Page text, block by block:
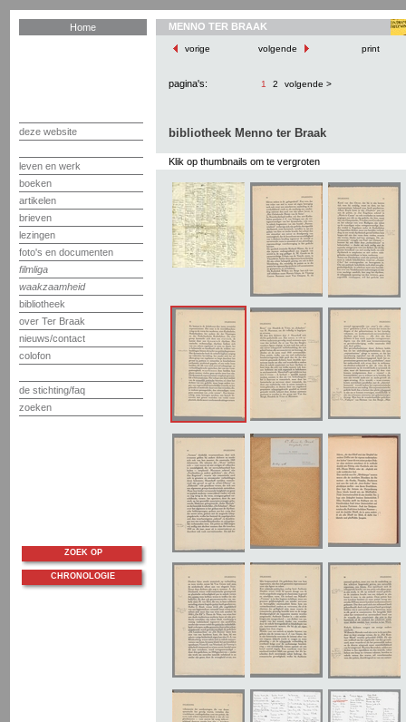
Home
deze website
leven en werk
boeken
artikelen
brieven
lezingen
foto's en documenten
filmliga
waakzaamheid
bibliotheek
over Ter Braak
nieuws/contact
colofon
de stichting/faq
zoeken
MENNO TER BRAAK
vorige volgende print
pagina's: 1 2 volgende >
bibliotheek Menno ter Braak
Klik op thumbnails om te vergroten
ZOEK OP
CHRONOLOGIE